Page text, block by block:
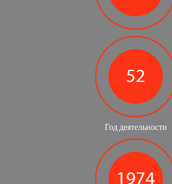
52
Год деятельности
1974